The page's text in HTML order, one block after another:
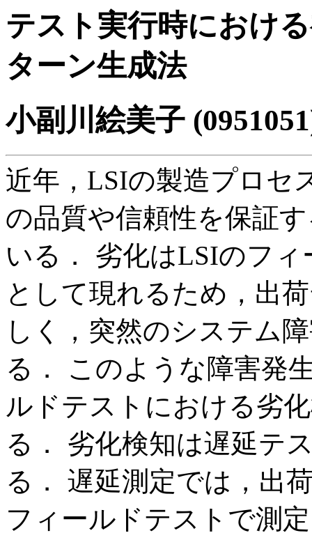
テスト実行時におけ
ターン生成法
小副川絵美子
近年，LSIの製造プロセ
の品質や信頼性を保証
いる． 劣化はLSIのフ
として現れるため，出
しく，突然のシステム
る． このような障害発
ルドテストにおける劣
る． 劣化検知は遅延テ
る． 遅延測定では，出
フィールドテストで測